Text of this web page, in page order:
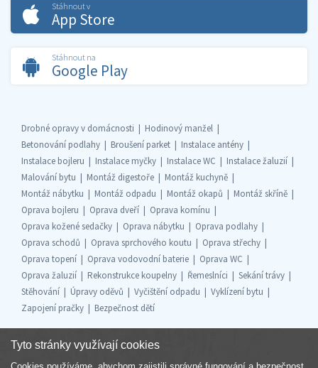
Stáhnout v
App Store
Stáhnout na
Google Play
Drobné opravy v domácnosti
Hodinový manžel
Betonování podlahy
Broušení parket
Instalace antény
Instalace bojleru
Instalace myčky Instalace WC
Instalace žaluzií
Malování bytu
Montáž digestoře
Montáž kuchyně
Montáž nábytku
Montáž odpadu Montáž okapů
Montáž skříně
Oprava bojleru
Oprava dveří
Oprava komínu
Oprava kožené sedačky
Oprava nábytku
Oprava podlahy
Oprava schodů
Oprava sprchového koutu
Oprava střechy
Oprava topení
Oprava vodovodní baterie
Oprava WC
Oprava žaluzií
Rekonstrukce koupelny Řemeslníci
Sekání trávy
Stěhování
Úpravy oděvů Vyčištění odpadu
Vyklízení bytu
Zapojení pračky
Bezpečnost dětí
Tyto stránky využívají cookies